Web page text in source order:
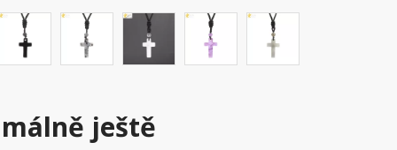
ještě